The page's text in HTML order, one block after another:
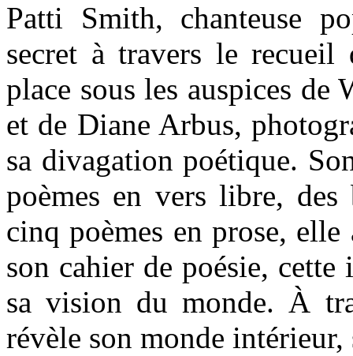
Patti Smith, chanteuse
secret à travers le recueil
place sous les auspices
et de Diane Arbus,
sa divagation poétique.
poèmes en vers libre, des
cinq poèmes en prose,
son cahier de poésie,
sa vision du monde. À
révèle son monde intérieur,